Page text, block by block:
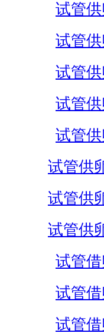
试管
试管
试管
试管
试管
试管供
试管供
试管供
试管
试管
试管